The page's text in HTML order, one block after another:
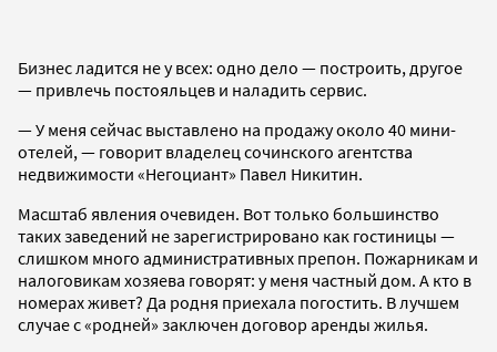
Бизнес ладится не у всех: одно дело — построить, другое
— привлечь постояльцев и наладить сервис.
— У меня сейчас выставлено на продажу около 40 мини-
отелей, — говорит владелец сочинского агентства
недвижимости «Негоциант» Павел Никитин.
Масштаб явления очевиден. Вот только большинство
таких заведений не зарегистрировано как гостиницы —
слишком много административных препон. Пожарникам и
налоговикам хозяева говорят: у меня частный дом. А кто в
номерах живет? Да родня приехала погостить. В лучшем
случае с «родней» заключен договор аренды жилья.